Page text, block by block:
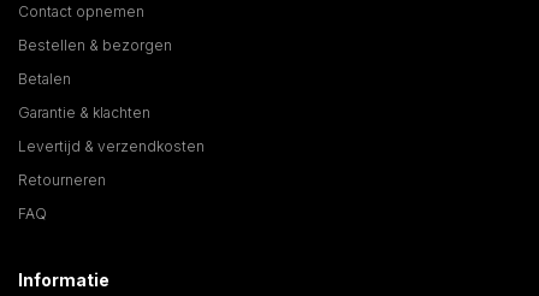
Contact opnemen
Bestellen & bezorgen
Betalen
Garantie & klachten
Levertijd & verzendkosten
Retourneren
FAQ
Informatie